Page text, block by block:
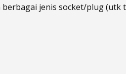
jenis socket/plug (utk